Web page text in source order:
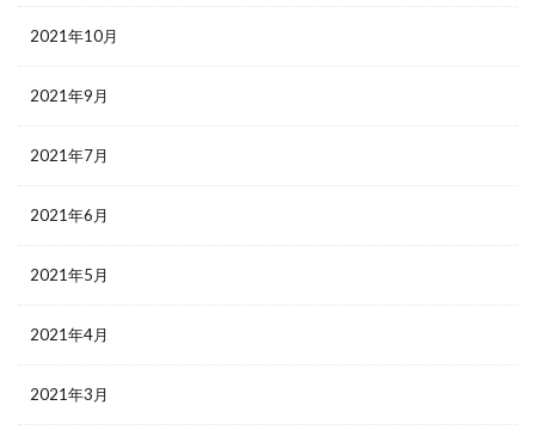
2021年10月
2021年9月
2021年7月
2021年6月
2021年5月
2021年4月
2021年3月